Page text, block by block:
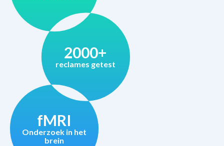
2000+
reclames getest
fMRI
Onderzoek in het
brein